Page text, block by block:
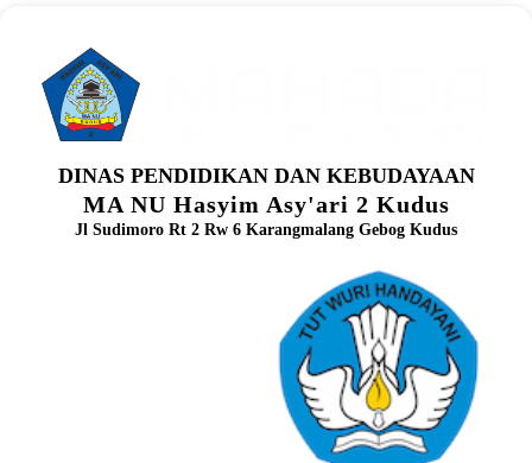
DINAS PENDIDIKAN DAN KEBUDAYAAN
MA NU Hasyim Asy'ari 2 Kudus
Jl Sudimoro Rt 2 Rw 6 Karangmalang Gebog Kudus